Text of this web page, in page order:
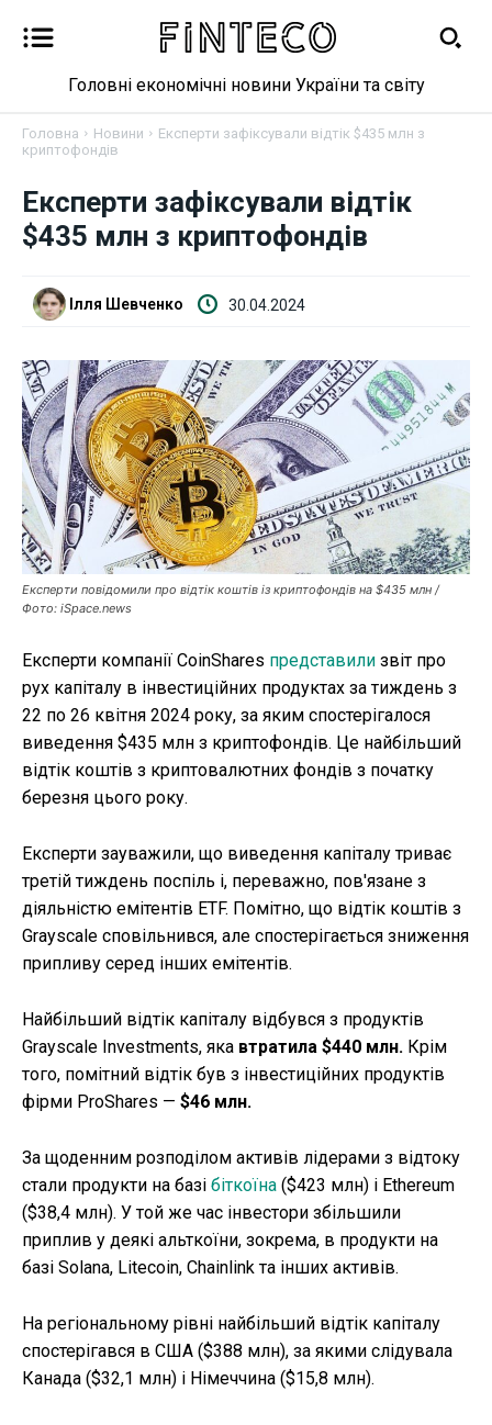
Бізнес
Фінанси
Криптовалюта
Робота і освіта
Публікації
ФОП
Ми в соц. мережах
Головні економічні новини України та світу
Головна Новини
Експерти зафіксували відтік $435 млн з
криптофондів
Експерти зафіксували відтік
$435 млн з криптофондів
Ілля Шевченко 30.04.2024
Експерти повідомили про відтік коштів із криптофондів на $435 млн /
Фото: iSpace.news
Експерти компанії CoinShares представили звіт про
рух капіталу в інвестиційних продуктах за тиждень з
22 по 26 квітня 2024 року, за яким спостерігалося
виведення $435 млн з криптофондів. Це найбільший
відтік коштів з криптовалютних фондів з початку
березня цього року.
Експерти зауважили, що виведення капіталу триває
третій тиждень поспіль і, переважно, пов'язане з
діяльністю емітентів ETF. Помітно, що відтік коштів з
Grayscale сповільнився, але спостерігається зниження
припливу серед інших емітентів.
Найбільший відтік капіталу відбувся з продуктів
Grayscale Investments, яка втратила $440 млн. Крім
того, помітний відтік був з інвестиційних продуктів
фірми ProShares — $46 млн.
За щоденним розподілом активів лідерами з відтоку
стали продукти на базі біткоїна ($423 млн) і Ethereum
($38,4 млн). У той же час інвестори збільшили
приплив у деякі альткоїни, зокрема, в продукти на
базі Solana, Litecoin, Chainlink та інших активів.
На регіональному рівні найбільший відтік капіталу
спостерігався в США ($388 млн), за якими слідувала
Канада ($32,1 млн) і Німеччина ($15,8 млн).